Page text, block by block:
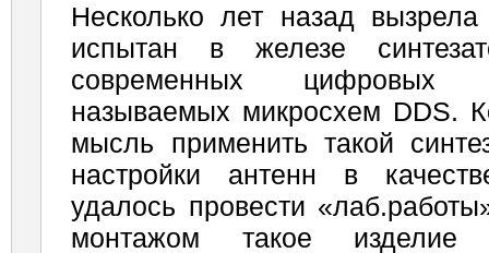
Несколько лет назад
испытан в железе
современных цифровых
называемых микросхем DDS.
мысль применить такой
настройки антенн в
удалось провести
монтажом такое